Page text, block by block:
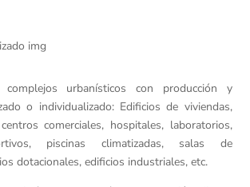
urbanísticos con producción y
o individualizado: Edificios de viviendas,
comerciales, hospitales, laboratorios,
piscinas climatizadas, salas de
dotacionales, edificios industriales, etc.